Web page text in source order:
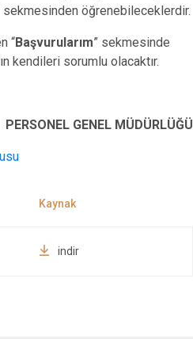
sekmesinden öğrenebileceklerdir.
“Başvurularım” sekmesinde
kendileri sorumlu olacaktır.
PERSONEL GENEL MÜDÜRLÜĞÜ
indir